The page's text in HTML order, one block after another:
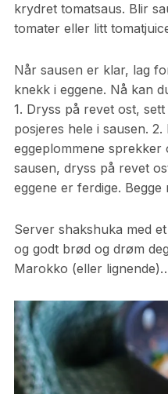
krydret tomatsaus. Blir
tomater eller litt
Når sausen er klar, lag
knekk i eggene. Nå kan
1. Dryss på revet ost,
posjeres hele i sausen.
eggeplommene
sausen, dryss på revet
eggene er ferdige. Begge
Server shakshuka med
og godt brød og drøm
Marokko (eller